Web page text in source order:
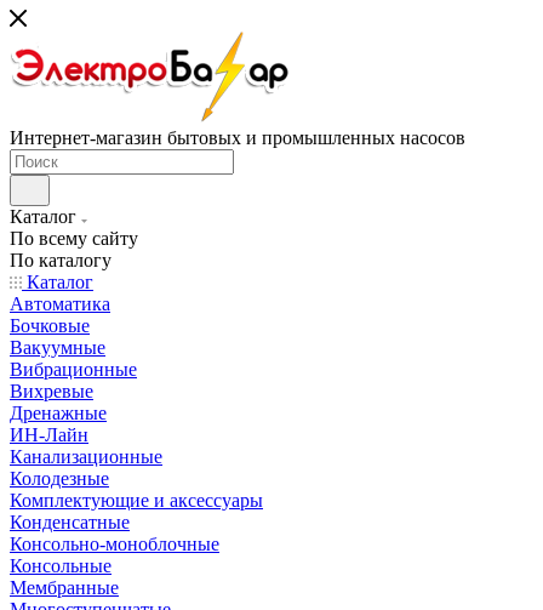
Интернет-магазин бытовых и промышленных насосов
Каталог
По всему сайту
По каталогу
Каталог
Автоматика
Бочковые
Вакуумные
Вибрационные
Вихревые
Дренажные
ИН-Лайн
Канализационные
Колодезные
Комплектующие и аксессуары
Конденсатные
Консольно-моноблочные
Консольные
Мембранные